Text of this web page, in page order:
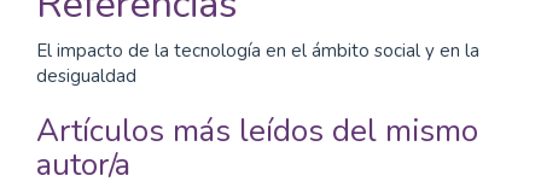
El impacto de la tecnología en el ámbito social y en la
desigualdad
Artículos más leídos del mismo
autor/a